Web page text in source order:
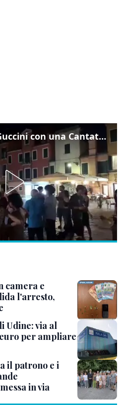
Venezia omaggia Guccini con una Cantata Anarchica in campo Santa Margherita
camera e
l'arresto,
Udine: via al
per ampliare
il patrono e i
in via